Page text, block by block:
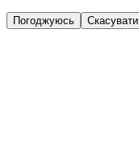
Погоджуюсь Скасувати